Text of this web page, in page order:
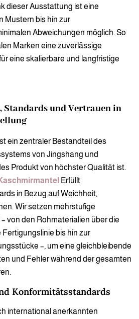
dieser Ausstattung ist eine
Mustern bis hin zur
Abweichungen möglich. So
Marken eine zuverlässige
eine skalierbare und langfristige
und Vertrauen in
ein zentraler Bestandteil des
von Jingshang und
Produkt von höchster Qualität ist.
Erfüllt
in Bezug auf Weichheit,
Wir setzen mehrstufige
von den Rohmaterialien über die
bis hin zur
–, um eine gleichbleibende
und Fehler während der gesamten
Konformitätsstandards
international anerkannten